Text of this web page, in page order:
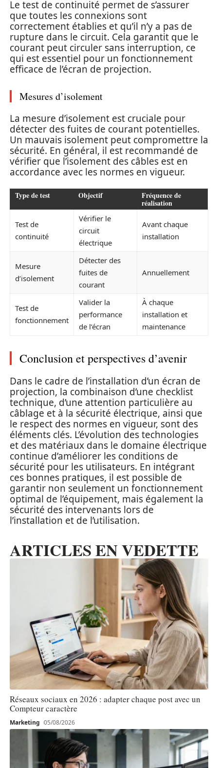
Le test de continuité permet de s’assurer
que toutes les connexions sont
correctement établies et qu’il n’y a pas de
rupture dans le circuit. Cela garantit que le
courant peut circuler sans interruption, ce
qui est essentiel pour un fonctionnement
efficace de l’écran de projection.
Mesures d’isolement
La mesure d’isolement est cruciale pour
détecter des fuites de courant potentielles.
Un mauvais isolement peut compromettre la
sécurité. En général, il est recommandé de
vérifier que l’isolement des câbles est en
accordance avec les normes en vigueur.
Type de test Objectif Fréquence de
réalisation
Test de
continuité
Vérifier le
circuit
électrique
Avant chaque
installation
Mesure
d’isolement
Détecter des
fuites de
courant
Annuellement
Test de
fonctionnement
Valider la
performance
de l’écran
À chaque
installation et
maintenance
Conclusion et perspectives d’avenir
Dans le cadre de l’installation d’un écran de
projection, la combinaison d’une checklist
technique, d’une attention particulière au
câblage et à la sécurité électrique, ainsi que
le respect des normes en vigueur, sont des
éléments clés. L’évolution des technologies
et des matériaux dans le domaine électrique
continue d’améliorer les conditions de
sécurité pour les utilisateurs. En intégrant
ces bonnes pratiques, il est possible de
garantir non seulement un fonctionnement
optimal de l’équipement, mais également la
sécurité des intervenants lors de
l’installation et de l’utilisation.
ARTICLES EN VEDETTE
Réseaux sociaux en 2026 : adapter chaque post avec un
Compteur caractère
Marketing 05/08/2026